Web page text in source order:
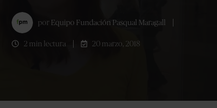
por Equipo Fundación Pasqual Maragall
2 min lectura 20 marzo, 2018